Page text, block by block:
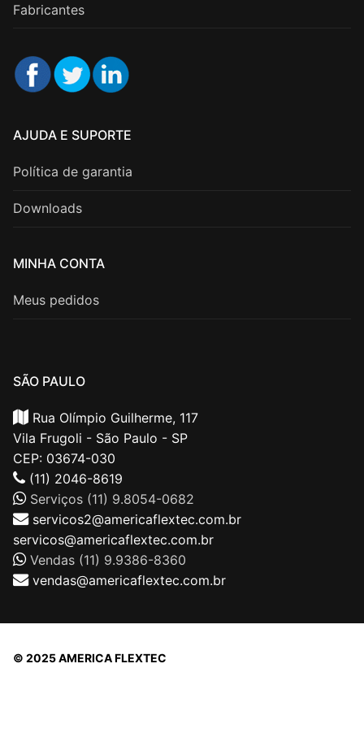
Fabricantes
AJUDA E SUPORTE
Política de garantia
Downloads
MINHA CONTA
Meus pedidos
SÃO PAULO
Rua Olímpio Guilherme, 117
Vila Frugoli - São Paulo - SP
CEP: 03674-030
(11) 2046-8619
Serviços (11) 9.8054-0682
servicos2@americaflextec.com.br
servicos@americaflextec.com.br
Vendas (11) 9.9386-8360
vendas@americaflextec.com.br
© 2025 AMERICA FLEXTEC